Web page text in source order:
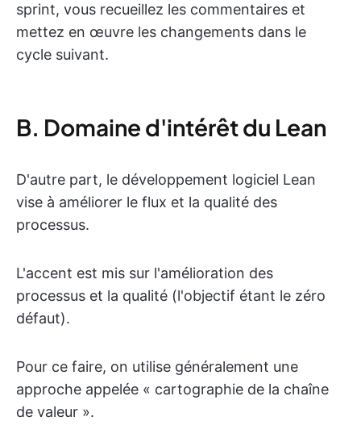
sprint, vous recueillez les commentaires et
mettez en œuvre les changements dans le
cycle suivant.
B. Domaine d'intérêt du Lean
D'autre part, le développement logiciel Lean
vise à améliorer le flux et la qualité des
processus.
L'accent est mis sur l'amélioration des
processus et la qualité (l'objectif étant le zéro
défaut).
Pour ce faire, on utilise généralement une
approche appelée « cartographie de la chaîne
de valeur ».